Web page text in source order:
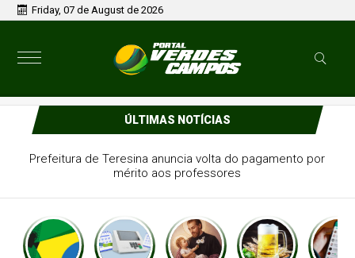
Friday, 07 de August de 2026
ÚLTIMAS NOTÍCIAS
Prefeitura de Teresina anuncia volta do pagamento por
mérito aos professores